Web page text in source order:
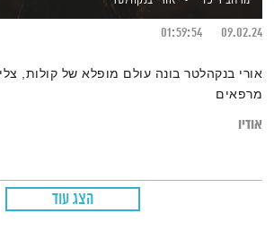
09.02.24
01:59:54
אורי בנקהלטר בונה עולם מופלא של קולות,
מרפאים
אודיו
הצג עוד